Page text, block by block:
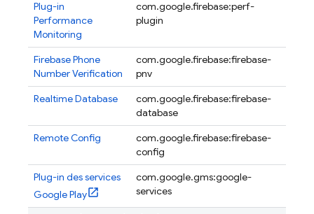
Plug-in
Performance
Monitoring
com.google.firebase:perf-
plugin
Firebase Phone
Number Verification
com.google.firebase:firebase-
pnv
Realtime Database
com.google.firebase:firebase-
database
Remote Config
com.google.firebase:firebase-
config
Plug-in des services
Google Play
com.google.gms:google-
services